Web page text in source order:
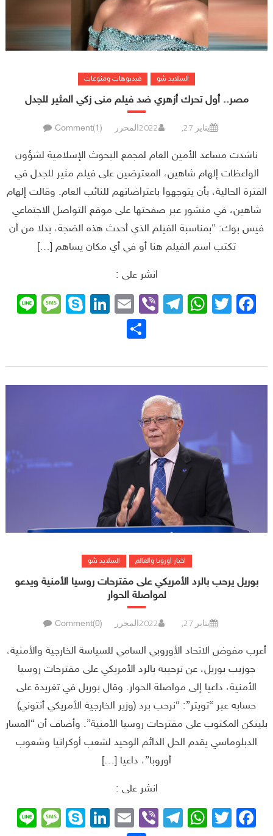
السلايد شو فيديوهات ومنوعات
مصر.. أول تحرك أزهري ضد فيلم منى زكي المثير للجدل
يناير 27, 2022 المحرر Comment(1)
ناشدت مساعد الأمين العام لمجمع البحوث الإسلامية لشؤون
الواعظات إلهام شاهين، المعترضين على فيلم مثير للجدل في
الفترة الحالية، بأن يتوجهوا باعتراضاتهم للنائب العام. وقالت إلهام
شاهين، في منشور عبر صفحتها على موقع التواصل الاجتماعي
فيس بوك: “بمناسبة الفيلم الذي أحدث هذه الضجة، بدلا من أن
تكتب اسم الفيلم هنا أو في أي مكان يساهم […]
انشر على :
Facebook
Twitter
WhatsApp
Telegram
Viber
Email
LinkedIn
Skype
اخبار اوروبا والعالم السلايد شو
بوريل يرحب بالرد الأمريكي على مقترحات روسيا الأمنية ويدعو
لمواصلة الحوار
يناير 27, 2022 المحرر Comment(0)
أعرب مفوض الاتحاد الأوروبي السامي للسياسة الخارجية والأمنية،
جوزيب بوريل، عن ترحيبه بالرد الأمريكي على مقترحات روسيا
الأمنية، داعيا إلى مواصلة الحوار. وقال بوريل في تغريدة على
حسابه عبر “تويتر”: “نرحب برد (وزير الخارجية الأمريكي أنتوني)
بلينكن المكتوب على مقترحات روسيا الأمنية”. وأضاف أن “المسار
الدبلوماسي يقدم الحل الدائم الوحيد لشعب أوكرانيا وشعوب
أوروبا”، داعيا […]
انشر على :
Facebook
Twitter
WhatsApp
Telegram
Viber
Email
LinkedIn
Skype